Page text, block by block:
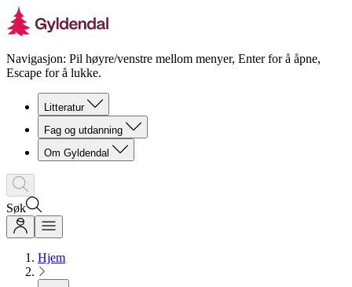
Navigasjon: Pil høyre/venstre mellom menyer, Enter for å åpne,
Escape for å lukke.
Litteratur
Fag og utdanning
Om Gyldendal
Søk
Hjem